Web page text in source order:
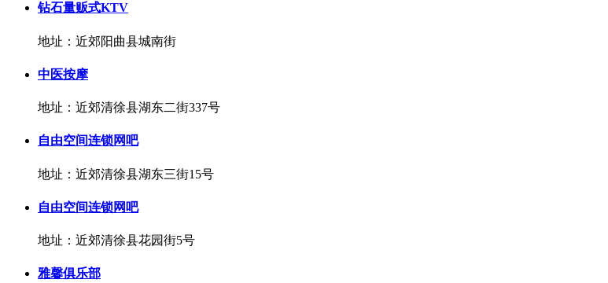
钻石量贩式KTV
地址：近郊阳曲县城南街
中医按摩
地址：近郊清徐县湖东二街337号
自由空间连锁网吧
地址：近郊清徐县湖东三街15号
自由空间连锁网吧
地址：近郊清徐县花园街5号
雅馨俱乐部